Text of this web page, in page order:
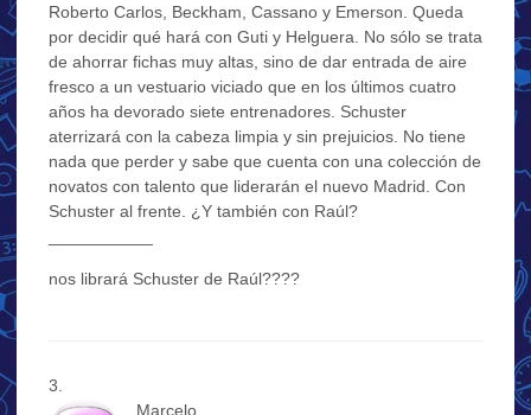
Roberto Carlos, Beckham, Cassano y Emerson. Queda
por decidir qué hará con Guti y Helguera. No sólo se trata
de ahorrar fichas muy altas, sino de dar entrada de aire
fresco a un vestuario viciado que en los últimos cuatro
años ha devorado siete entrenadores. Schuster
aterrizará con la cabeza limpia y sin prejuicios. No tiene
nada que perder y sabe que cuenta con una colección de
novatos con talento que liderarán el nuevo Madrid. Con
Schuster al frente. ¿Y también con Raúl?
nos librará Schuster de Raúl????
Marcelo